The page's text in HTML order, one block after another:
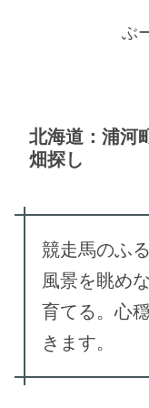
ぶ
北海道：浦河
畑探し
競走馬のふ
風景を眺め
育てる。心
きます。